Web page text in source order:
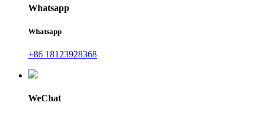
Whatsapp
Whatsapp
+86 18123928368
WeChat